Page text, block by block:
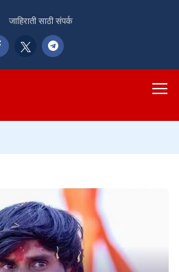
जाहिराती साठी संपर्क